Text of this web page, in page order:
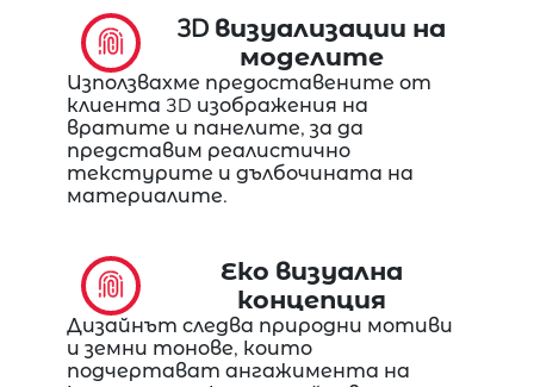
3D визуализации на
моделите
Използвахме предоставените от
клиента 3D изображения на
вратите и панелите, за да
представим реалистично
текстурите и дълбочината на
материалите.
Еко визуална
концепция
Дизайнът следва природни мотиви
и земни тонове, които
подчертават ангажимента на